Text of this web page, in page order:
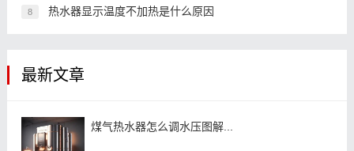
8 热水器显示温度不加热是什么原因
最新文章
煤气热水器怎么调水压图解...